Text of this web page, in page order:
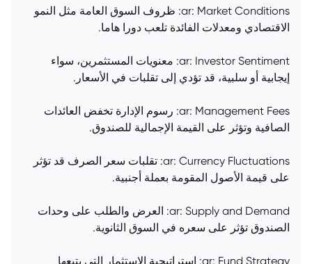
ar: Market Conditions: ظروف السوق العامة مثل النمو
الاقتصادي ومعدلات الفائدة تلعب دورا هاما.
ar: Investor Sentiment: معنويات المستثمرين، سواء
إيجابية أو سلبية، قد تؤدي إلى تقلبات في الأسعار.
ar: Management Fees: رسوم الإدارة تخفض العائدات
الصافية وتؤثر على القيمة الإجمالية للصندوق.
ar: Currency Fluctuations: تقلبات سعر الصرف قد تؤثر
على قيمة الأصول المقومة بعملة أجنبية.
ar: Supply and Demand: العرض والطلب على وحدات
الصندوق تؤثر على سعره في السوق الثانوية.
ar: Fund Strategy: استراتيجية الاستثمار التي يتبعها